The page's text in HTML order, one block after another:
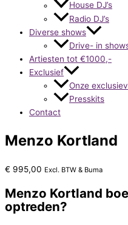
House DJ’s
Radio DJ’s
Diverse shows
Drive- in
Artiesten tot €1000,-
Exclusief
Onze
Presskits
Contact
Menzo Kortland
€ 995,00 Excl. BTW & Buma
Menzo Kortland
optreden?